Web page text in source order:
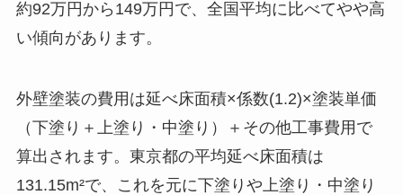
約92万円から149万円で、全国平均に比べてやや高
い傾向があります。
外壁塗装の費用は延べ床面積×係数(1.2)×塗装単価
（下塗り＋上塗り・中塗り）＋その他工事費用で
算出されます。東京都の平均延べ床面積は
131.15m²で、これを元に下塗りや上塗り・中塗り